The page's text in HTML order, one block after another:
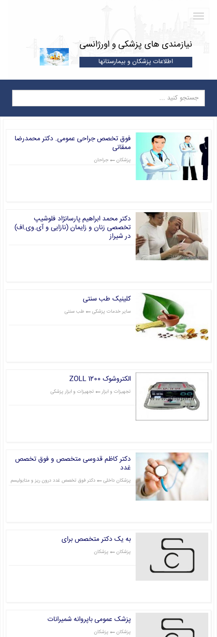
نیازمندی های پزشکی و اورژانسی
اطلاعات پزشکان و بیمارستانها
فوق تخصص جراحی عمومی. دکتر محمدرضا
ممقانی
پزشکان جراحان
دکتر محمد ابراهیم پارسانژاد فلوشیپ
تخصصی زنان و زایمان (نازایی و آی.وی.اف)
در شیراز
کلینیک طب سنتی
سایر خدمات پزشکی طب سنتی
الکتروشوک ZOLL 1200
تجهیزات و ابزار تجهیزات و ابزار پزشکی
دکتر کاظم قدوسی متخصص و فوق تخصص
غدد
پزشکان داخلی دکتر فوق تخصص غدد درون ریز و متابولیسم
به یک دکتر متخصص برای
پزشکان پزشکان
پزشک عمومی باپروانه شمیرانات
پزشکان پزشکان